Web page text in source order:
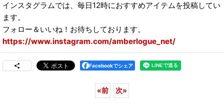
インスタグラムでは、毎日12時におすすめアイテムを投稿してい
ます。
フォロー＆いいね！お待ちしております。
https://www.instagram.com/amberlogue_net/
Facebookでシェア
«前 次»